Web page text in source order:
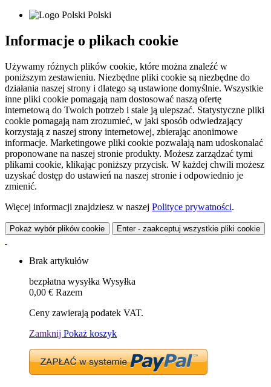
Polski
Informacje o plikach cookie
Używamy różnych plików cookie, które można znaleźć w
poniższym zestawieniu. Niezbędne pliki cookie są niezbędne do
działania naszej strony i dlatego są ustawione domyślnie. Wszystkie
inne pliki cookie pomagają nam dostosować naszą ofertę
internetową do Twoich potrzeb i stale ją ulepszać. Statystyczne pliki
cookie pomagają nam zrozumieć, w jaki sposób odwiedzający
korzystają z naszej strony internetowej, zbierając anonimowe
informacje. Marketingowe pliki cookie pozwalają nam udoskonalać
proponowane na naszej stronie produkty. Możesz zarządzać tymi
plikami cookie, klikając poniższy przycisk. W każdej chwili możesz
uzyskać dostęp do ustawień na naszej stronie i odpowiednio je
zmienić.
Więcej informacji znajdziesz w naszej Polityce prywatności.
Pokaż wybór plików cookie Enter - zaakceptuj wszystkie pliki cookie
Brak artykułów
bezpłatna wysyłka Wysyłka
0,00 € Razem
Ceny zawierają podatek VAT.
Zamknij Pokaż koszyk